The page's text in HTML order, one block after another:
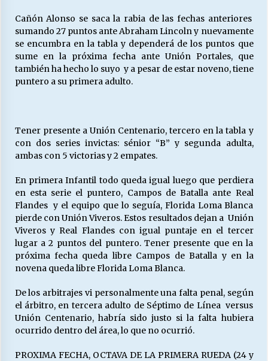
Cañón Alonso se saca la rabia de las fechas anteriores
sumando 27 puntos ante Abraham Lincoln y nuevamente
se encumbra en la tabla y dependerá de los puntos que
sume en la próxima fecha ante Unión Portales, que
también ha hecho lo suyo y a pesar de estar noveno, tiene
puntero a su primera adulto.
Tener presente a Unión Centenario, tercero en la tabla y
con dos series invictas: sénior “B” y segunda adulta,
ambas con 5 victorias y 2 empates.
En primera Infantil todo queda igual luego que perdiera
en esta serie el puntero, Campos de Batalla ante Real
Flandes y el equipo que lo seguía, Florida Loma Blanca
pierde con Unión Viveros. Estos resultados dejan a Unión
Viveros y Real Flandes con igual puntaje en el tercer
lugar a 2 puntos del puntero. Tener presente que en la
próxima fecha queda libre Campos de Batalla y en la
novena queda libre Florida Loma Blanca.
De los arbitrajes vi personalmente una falta penal, según
el árbitro, en tercera adulto de Séptimo de Línea versus
Unión Centenario, habría sido justo si la falta hubiera
ocurrido dentro del área, lo que no ocurrió.
PROXIMA FECHA, OCTAVA DE LA PRIMERA RUEDA (24 y